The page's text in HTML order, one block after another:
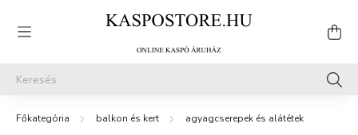
balkon és kert agyagcserepek és alátétek